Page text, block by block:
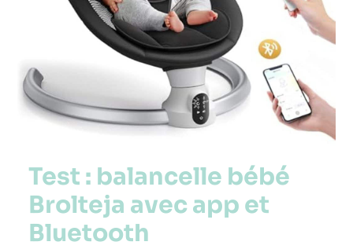
Test : balancelle bébé
Brolteja avec app et
Bluetooth